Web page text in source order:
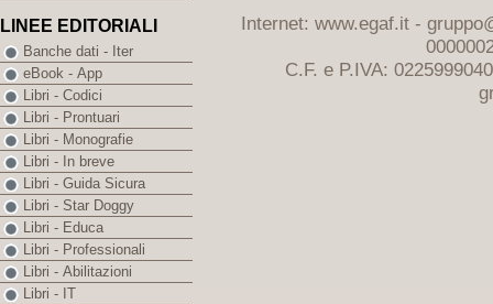
Internet: www.egaf.it -
C.F. e P.IVA:
LINEE EDITORIALI
Banche dati - Iter
eBook - App
Libri - Codici
Libri - Prontuari
Libri - Monografie
Libri - In breve
Libri - Guida Sicura
Libri - Star Doggy
Libri - Educa
Libri - Professionali
Libri - Abilitazioni
Libri - IT